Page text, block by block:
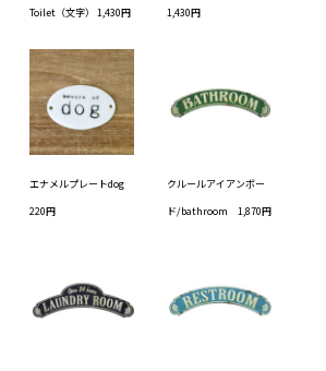
Toilet（文字） 1,430円
1,430円
エナメルプレートdog
220円
クルールアイアンボー
ド/bathroom 1,870円